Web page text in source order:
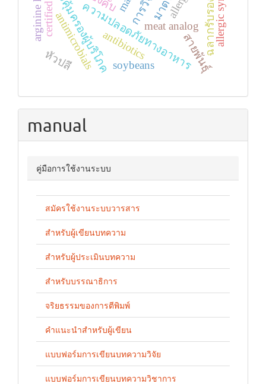
meat analog
ความปลอดภัยทางอาหาร
การคุ้มครองผู้บริโภค
antimicrobialsantibiotics
certified
สายพันธุ์
soybeans
หัวปลี
manual
คู่มือการใช้งานระบบ
สมัครใช้งานระบบวารสาร
สำหรับผู้เขียนบทความ
สำหรับผู้ประเมินบทความ
สำหรับบรรณาธิการ
จริยธรรมของการตีพิมพ์
คำแนะนำสำหรับผู้เขียน
แบบฟอร์มการเขียนบทความวิจัย
แบบฟอร์มการเขียนบทความวิชาการ